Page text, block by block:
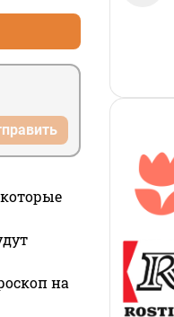
на